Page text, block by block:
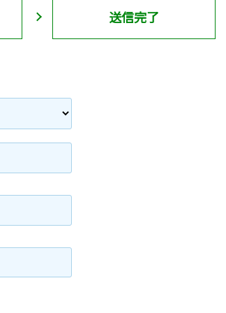
送信完了